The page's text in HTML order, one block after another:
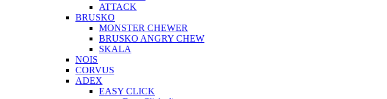
ATTACK
BRUSKO
MONSTER CHEWER
BRUSKO ANGRY CHEW
SKALA
NOIS
CORVUS
ADEX
EASY CLICK